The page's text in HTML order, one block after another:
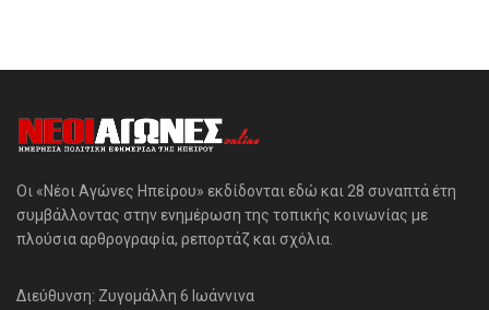
Οι «Νέοι Αγώνες Ηπείρου» εκδίδονται εδώ και 28 συναπτά έτη
συμβάλλοντας στην ενημέρωση της τοπικής κοινωνίας με
πλούσια αρθρογραφία, ρεπορτάζ και σχόλια.
Διεύθυνση: Ζυγομάλλη 6 Ιωάννινα